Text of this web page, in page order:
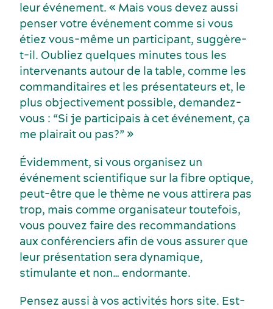
Services et outils
leur événement. « Mais vous devez aussi
penser votre événement comme si vous
étiez vous-même un participant, suggère-
t-il. Oubliez quelques minutes tous les
intervenants autour de la table, comme les
commanditaires et les présentateurs et, le
plus objectivement possible, demandez-
vous : “Si je participais à cet événement, ça
me plairait ou pas?” »
Évidemment, si vous organisez un
événement scientifique sur la fibre optique,
peut-être que le thème ne vous attirera pas
trop, mais comme organisateur toutefois,
vous pouvez faire des recommandations
aux conférenciers afin de vous assurer que
leur présentation sera dynamique,
stimulante et non… endormante.
Pensez aussi à vos activités hors site. Est-